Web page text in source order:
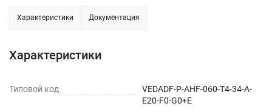
Характеристики Документация
Характеристики
Типовой код
VEDADF-P-AHF-060-T4-34-A-
E20-F0-G0+E